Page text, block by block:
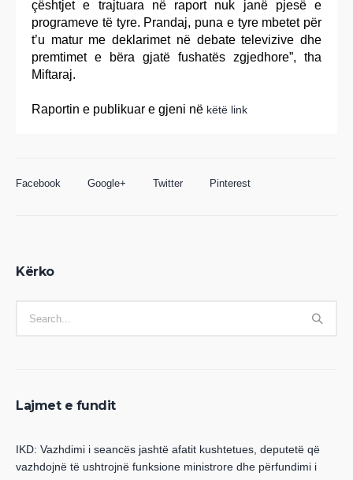
çështjet e trajtuara në raport nuk janë pjesë e
programeve të tyre. Prandaj, puna e tyre mbetet për
t’u matur me deklarimet në debate televizive dhe
premtimet e bëra gjatë fushatës zgjedhore”, tha
Miftaraj.
Raportin e publikuar e gjeni në këtë link
Facebook Google+ Twitter Pinterest
Kërko
Lajmet e fundit
IKD: Vazhdimi i seancës jashtë afatit kushtetues, deputetë që
vazhdojnë të ushtrojnë funksione ministrore dhe përfundimi i